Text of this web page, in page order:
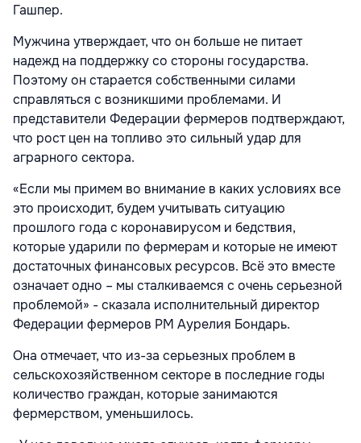
Гашпер.
Мужчина утверждает, что он больше не питает
надежд на поддержку со стороны государства.
Поэтому он старается собственными силами
справляться с возникшими проблемами. И
представители Федерации фермеров подтверждают,
что рост цен на топливо это сильный удар для
аграрного сектора.
«Если мы примем во внимание в каких условиях все
это происходит, будем учитывать ситуацию
прошлого года с коронавирусом и бедствия,
которые ударили по фермерам и которые не имеют
достаточных финансовых ресурсов. Всё это вместе
означает одно – мы сталкиваемся с очень серьезной
проблемой» - сказала исполнительный директор
Федерации фермеров РМ Аурелия Бондарь.
Она отмечает, что из-за серьезных проблем в
сельскохозяйственном секторе в последние годы
количество граждан, которые занимаются
фермерством, уменьшилось.